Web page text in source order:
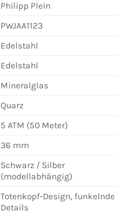
Philipp Plein
PWJAA1123
Edelstahl
Edelstahl
Mineralglas
Quarz
5 ATM (50 Meter)
36 mm
Schwarz / Silber
(modellabhängig)
Totenkopf-Design, funkelnde
Details